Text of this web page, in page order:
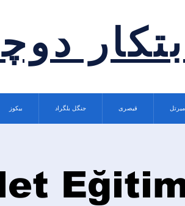
بیکوز جنگل بلگراد قیصری میرتل